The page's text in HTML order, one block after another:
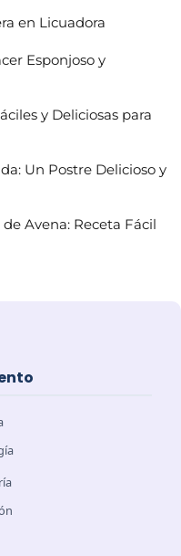
en Licuadora
Esponjoso y
y Deliciosas para
Un Postre Delicioso y
Avena: Receta Fácil